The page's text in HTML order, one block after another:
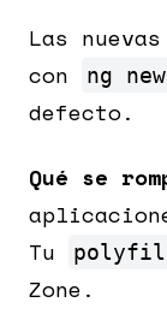
Las
con
ng new
defecto.
Qué se
Tu
Zone.